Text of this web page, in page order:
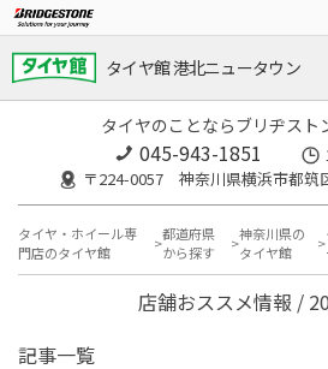
タイヤ館 港北ニュータウン
タイヤのことならブリヂスト
045-943-1851
〒224-0057 神奈川県横浜市都筑
タイヤ・ホイール専
門店のタイヤ館
都道府県
から探す
神奈川県の
タイヤ館
店舗おススメ情報 /
記事一覧